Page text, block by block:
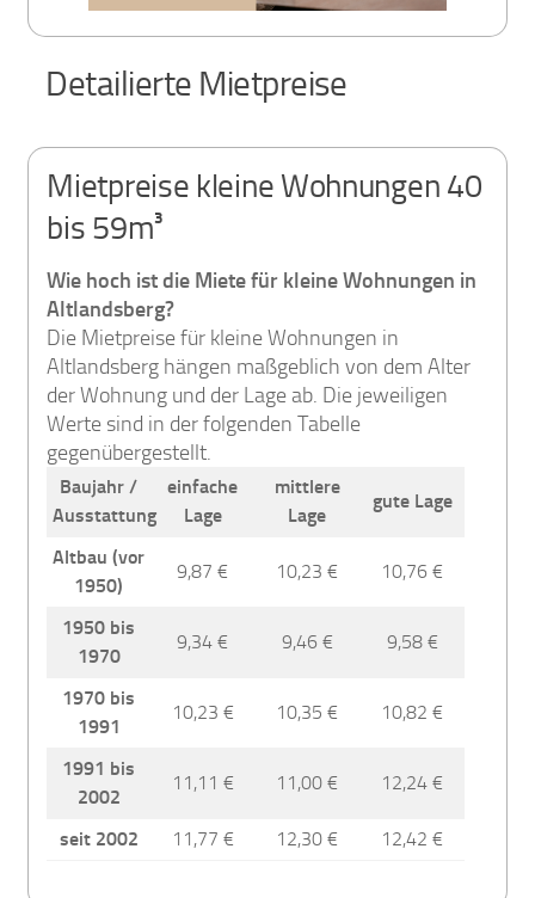
Detailierte Mietpreise
Mietpreise kleine Wohnungen 40
bis 59m³
Wie hoch ist die Miete für kleine Wohnungen in
Altlandsberg?
Die Mietpreise für kleine Wohnungen in
Altlandsberg hängen maßgeblich von dem Alter
der Wohnung und der Lage ab. Die jeweiligen
Werte sind in der folgenden Tabelle
gegenübergestellt.
Baujahr /
Ausstattung
einfache
Lage
mittlere
Lage
gute Lage
Altbau (vor
1950)
9,87 € 10,23 € 10,76 €
1950 bis
1970
9,34 € 9,46 € 9,58 €
1970 bis
1991
10,23 € 10,35 € 10,82 €
1991 bis
2002
11,11 € 11,00 € 12,24 €
seit 2002 11,77 € 12,30 € 12,42 €